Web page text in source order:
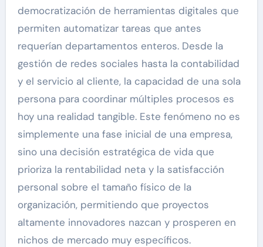
democratización de herramientas digitales que
permiten automatizar tareas que antes
requerían departamentos enteros. Desde la
gestión de redes sociales hasta la contabilidad
y el servicio al cliente, la capacidad de una sola
persona para coordinar múltiples procesos es
hoy una realidad tangible. Este fenómeno no es
simplemente una fase inicial de una empresa,
sino una decisión estratégica de vida que
prioriza la rentabilidad neta y la satisfacción
personal sobre el tamaño físico de la
organización, permitiendo que proyectos
altamente innovadores nazcan y prosperen en
nichos de mercado muy específicos.